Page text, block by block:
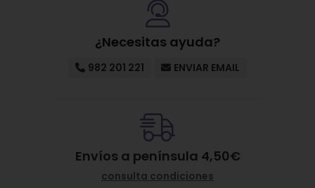
¿Necesitas ayuda?
982 201 221 ENVIAR EMAIL
Envíos a península 4,50€
consulta condiciones